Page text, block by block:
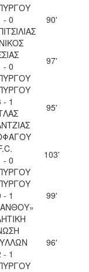
- 0
90'
- 0
97'
- 1
95'
- 0
103'
- 1
99'
- 1
96'